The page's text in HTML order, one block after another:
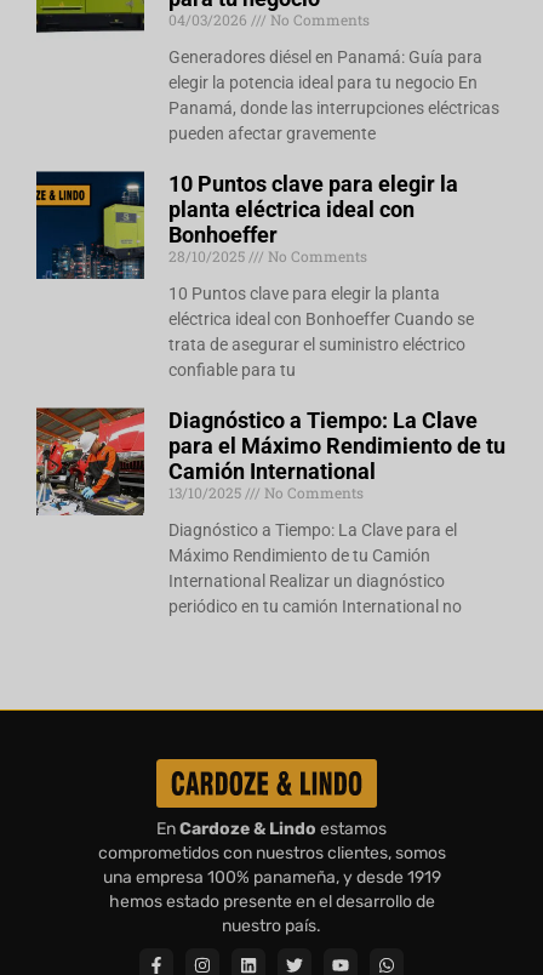
04/03/2026
No Comments
Generadores diésel en Panamá: Guía para
elegir la potencia ideal para tu negocio En
Panamá, donde las interrupciones eléctricas
pueden afectar gravemente
10 Puntos clave para elegir la
planta eléctrica ideal con
Bonhoeffer
28/10/2025
No Comments
10 Puntos clave para elegir la planta
eléctrica ideal con Bonhoeffer Cuando se
trata de asegurar el suministro eléctrico
confiable para tu
Diagnóstico a Tiempo: La Clave
para el Máximo Rendimiento de tu
Camión International
13/10/2025
No Comments
Diagnóstico a Tiempo: La Clave para el
Máximo Rendimiento de tu Camión
International Realizar un diagnóstico
periódico en tu camión International no
EnCardoze & Lindo estamos
comprometidos con nuestros clientes, somos
una empresa 100% panameña, y desde 1919
hemos estado presente en el desarrollo de
nuestro país.